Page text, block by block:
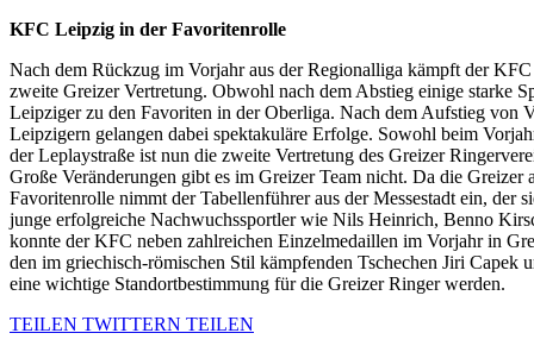
KFC Leipzig in der Favoritenrolle
Nach dem Rückzug im Vorjahr aus der Regionalliga kämpft der
zweite Greizer Vertretung. Obwohl nach dem Abstieg einige starke
Leipziger zu den Favoriten in der Oberliga. Nach dem Aufstieg von
Leipzigern gelangen dabei spektakuläre Erfolge. Sowohl beim
der Leplaystraße ist nun die zweite Vertretung des Greizer
Große Veränderungen gibt es im Greizer Team nicht. Da die
Favoritenrolle nimmt der Tabellenführer aus der Messestadt ein,
junge erfolgreiche Nachwuchssportler wie Nils Heinrich, Benno
konnte der KFC neben zahlreichen Einzelmedaillen im Vorjahr in
den im griechisch-römischen Stil kämpfenden Tschechen Jiri
eine wichtige Standortbestimmung für die Greizer Ringer werden.
TEILEN TWITTERN TEILEN